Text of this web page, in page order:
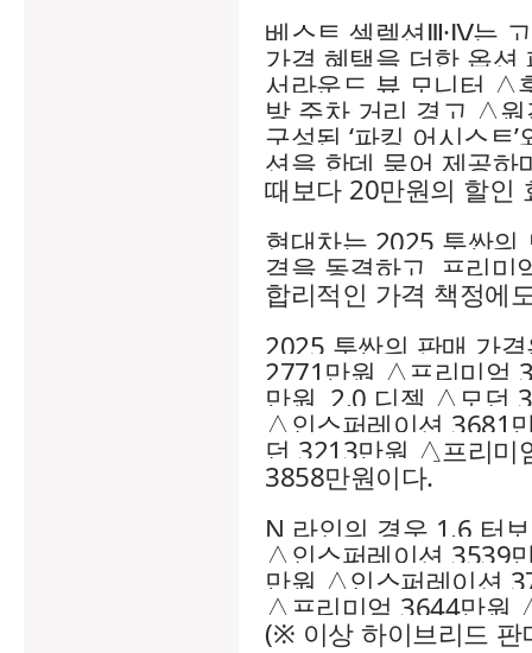
베스트 셀렉션Ⅲ·Ⅳ는
가격 혜택을 더한 옵
서라운드 뷰 모니터 △
방 주차 거리 경고 △
구성된 ‘파킹 어시스트
션을 한데 묶어 제공하
때보다 20만원의 할인
현대차는 2025 투싼의
격을 동결하고, 프리미
합리적인 가격 책정에
2025 투싼의 판매 가
2771만원 △프리미엄
만원, 2.0 디젤 △모던
△인스퍼레이션 3681
던 3213만원 △프리미
3858만원이다.
N 라인의 경우 1.6 터
△인스퍼레이션 3539
만원 △인스퍼레이션
△프리미엄 3644만원
(※ 이상 하이브리드 판